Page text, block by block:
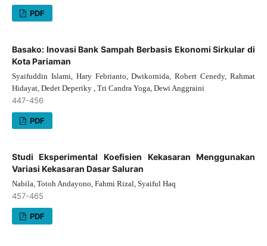
PDF
Basako: Inovasi Bank Sampah Berbasis Ekonomi Sirkular di
Kota Pariaman
Syaifuddin Islami, Hary Febrianto, Dwikornida, Robert Cenedy, Rahmat
Hidayat, Dedet Deperiky , Tri Candra Yoga, Dewi Anggraini
447-456
PDF
Studi Eksperimental Koefisien Kekasaran Menggunakan
Variasi Kekasaran Dasar Saluran
Nabila, Totoh Andayono, Fahmi Rizal, Syaiful Haq
457-465
PDF